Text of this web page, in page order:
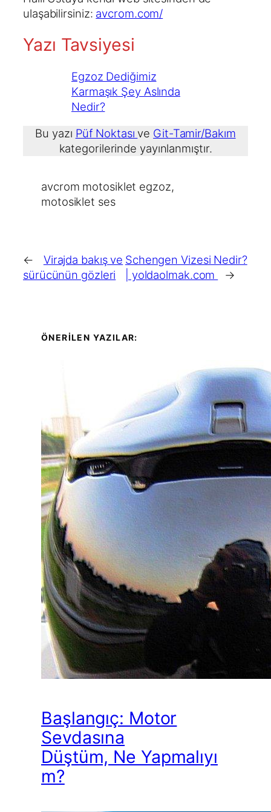
ulaşabilirsiniz: avcrom.com/
Yazı Tavsiyesi
Egzoz Dediğimiz
Karmaşık Şey Aslında
Nedir?
Bu yazı Püf Noktası ve Git-Tamir/Bakım
kategorilerinde yayınlanmıştır.
avcrom motosiklet egzoz,
motosiklet ses
←
Virajda bakış ve
sürücünün gözleri
Schengen Vizesi Nedir?
| yoldaolmak.com
→
ÖNERİLEN YAZILAR:
Başlangıç: Motor
Sevdasına
Düştüm, Ne Yapmalıyı
m?